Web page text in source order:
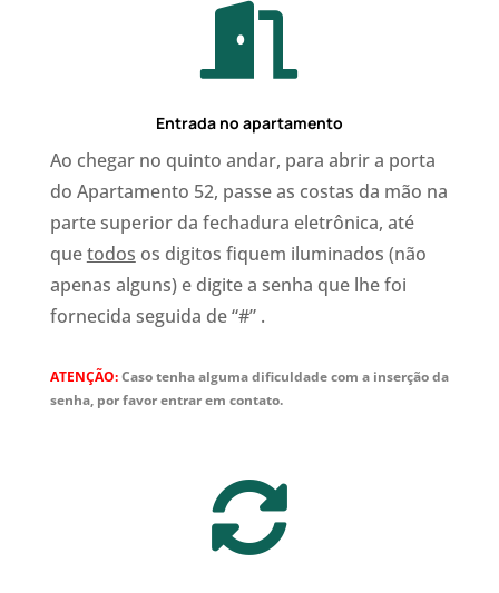

Entrada no apartamento
Ao chegar no quinto andar, para abrir a porta
do Apartamento 52, passe as costas da mão na
parte superior da fechadura eletrônica, até
quetodos os digitos fiquem iluminados (não
apenas alguns) e digite a senha que lhe foi
fornecida seguida de “#” .
ATENÇÃO:Caso tenha alguma dificuldade com a inserção da
senha, por favor entrar em contato.
